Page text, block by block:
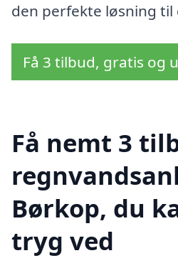
den perfekte løsning til
Få 3 tilbud, gratis og
Få nemt 3
Børkop, du
tryg ved